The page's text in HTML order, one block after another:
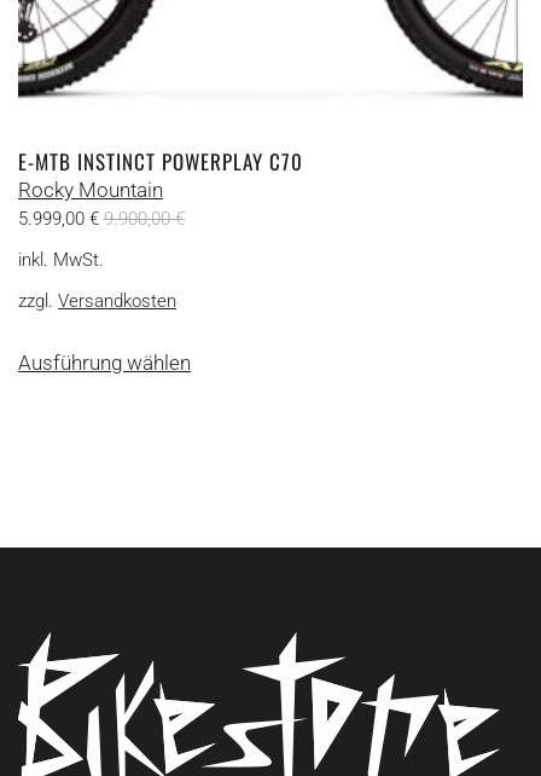
E-MTB INSTINCT POWERPLAY C70
Rocky Mountain
5.999,00 € 9.900,00€
inkl. MwSt.
zzgl. Versandkosten
Ausführung wählenProdukt
Optionen
Produktseite
gewählt
werden